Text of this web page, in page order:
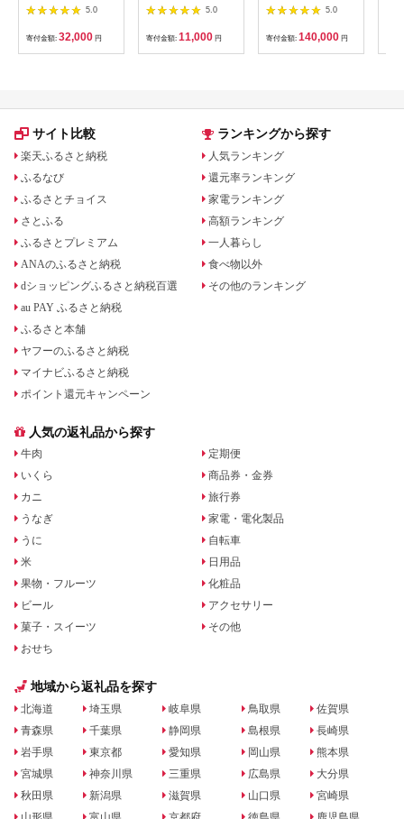
351XL＋350XL/6MP
5.0
寄付金額: 32,000 円
ブラック)｜Type-C 充
5.0
寄付金額: 11,000 円
イド 4K タッチパネ
ル対応 リファビッシ
ュ品【1466952】
5.0
寄付金額: 140,000 円
サイト比較
楽天ふるさと納税
ふるなび
ふるさとチョイス
さとふる
ふるさとプレミアム
ANAのふるさと納税
dショッピングふるさと納税百選
au PAY ふるさと納税
ふるさと本舗
ヤフーのふるさと納税
マイナビふるさと納税
ポイント還元キャンペーン
ランキングから探す
人気ランキング
還元率ランキング
家電ランキング
高額ランキング
一人暮らし
食べ物以外
その他のランキング
人気の返礼品から探す
牛肉
いくら
カニ
うなぎ
うに
米
果物・フルーツ
ビール
菓子・スイーツ
おせち
定期便
商品券・金券
旅行券
家電・電化製品
自転車
日用品
化粧品
アクセサリー
その他
地域から返礼品を探す
北海道
青森県
岩手県
宮城県
秋田県
埼玉県
千葉県
東京都
神奈川県
新潟県
岐阜県
静岡県
愛知県
三重県
滋賀県
鳥取県
島根県
岡山県
広島県
山口県
佐賀県
長崎県
熊本県
大分県
宮崎県